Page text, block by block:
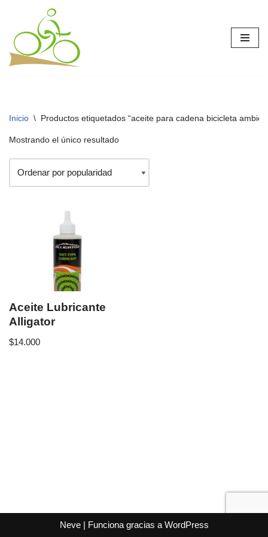
Saltar
al
contenido
Inicio \ Productos etiquetados “aceite para cadena bicicleta
Mostrando el único resultado
Aceite Lubricante
Alligator
$14.000
Neve| Funciona gracias a WordPress